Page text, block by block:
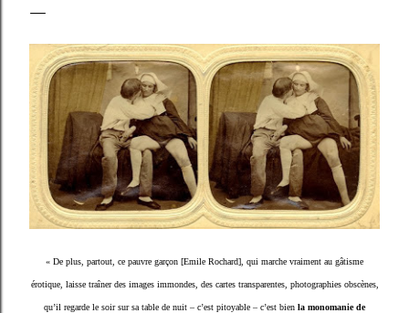
« De plus, partout, ce pauvre garçon [Emile Rochard], qui marche vraiment au gâtisme
érotique, laisse traîner des images immondes, des cartes transparentes, photographies obscènes,
qu’il regarde le soir sur sa table de nuit – c’est pitoyable – c’est bien la monomanie de